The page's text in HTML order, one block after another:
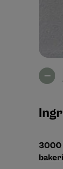
–
3000
bakeri